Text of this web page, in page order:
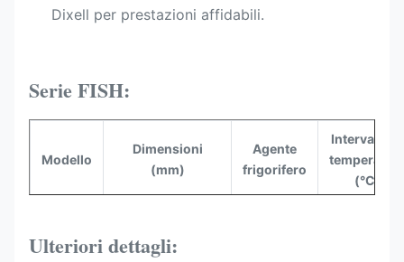
Dixell per prestazioni affidabili.
Serie FISH:
Modello
Dimensioni
(mm)
Agente
frigorifero
Intervallo di
(°C)
200
Ulteriori dettagli: